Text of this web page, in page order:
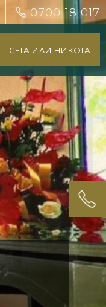
0700 18 017
СЕГА ИЛИ НИКОГА